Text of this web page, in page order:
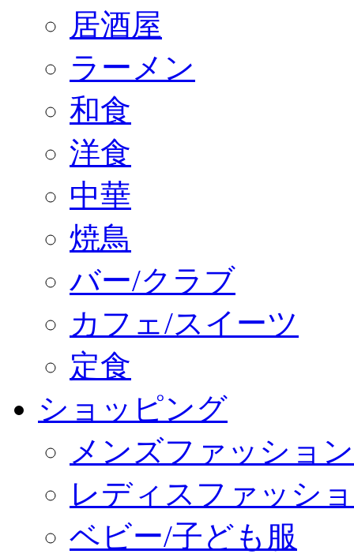
居酒屋
ラーメン
和食
洋食
中華
焼鳥
バー/クラブ
カフェ/スイーツ
定食
ショッピング
メンズファッション
レディスファッシ
ベビー/子ども服